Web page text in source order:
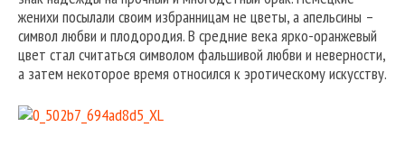
женихи посылали своим избранницам не цветы, а апельсины –
символ любви и плодородия. В средние века ярко-оранжевый
цвет стал считаться символом фальшивой любви и неверности,
а затем некоторое время относился к эротическому искусству.